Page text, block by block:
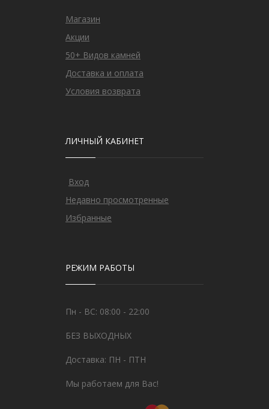
Магазин
Акции
50+ Видов камней
Доставка и оплата
Условия возврата
ЛИЧНЫЙ КАБИНЕТ
Вход
Недавно просмотренные
Избранные
РЕЖИМ РАБОТЫ
Пн - ВС: 08:00 - 22:00
БЕЗ ВЫХОДНЫХ
Доставка: ПН - ПТН
Мы работаем для Вас!